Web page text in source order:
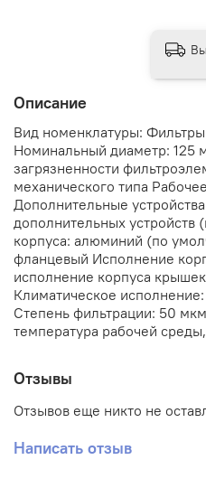
Описание
Вид номенклатуры:
Номинальный диаметр: 125
загрязненности
механического типа
Дополнительные
дополнительных
корпуса: алюминий (по
фланцевый Исполнение
исполнение корпуса
Климатическое
Степень фильтрации: 50
температура рабочей
Отзывы
Отзывов еще никто не
Написать отзыв